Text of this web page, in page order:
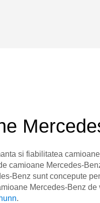
si fiabilitatea
camioane Mercedes-
Benz sunt concepute
Mercedes-Benz
.